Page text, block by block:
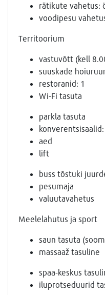
rätikute vahetus:
voodipesu
Territoorium
vastuvõtt (kell
suuskade
restoranid: 1
Wi-Fi tasuta
parkla tasuta
aed
lift
buss tõstuki
pesumaja
valuutavahetus
Meelelahutus ja sport
saun tasuta
massaaž tasuline
spaa-keskus
iluprotseduurid